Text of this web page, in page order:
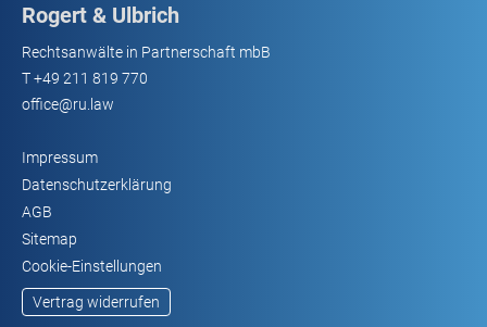
Rogert & Ulbrich
Rechtsanwälte in Partnerschaft mbB
T+49 211 819 770
office@ru.law
Impressum
Datenschutzerklärung
AGB
Sitemap
Cookie-Einstellungen
Vertrag widerrufen